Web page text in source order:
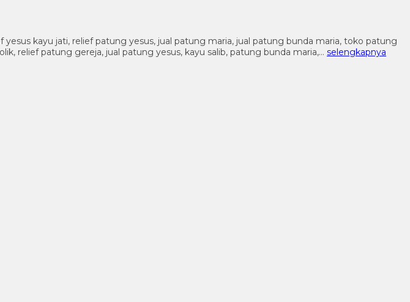
kayu jati, relief patung yesus, jual patung maria, jual patung bunda maria, toko patung
relief patung gereja, jual patung yesus, kayu salib, patung bunda maria,… selengkapnya